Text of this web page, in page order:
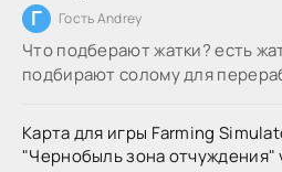
Г Гость Andrey
Что подберают жатки? есть
подбирают солому для
Карта для игры Farming
"Чернобыль зона отчуждения"